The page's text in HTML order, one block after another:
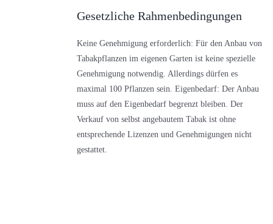
Gesetzliche Rahmenbedingungen
Keine Genehmigung erforderlich: Für den Anbau von
Tabakpflanzen im eigenen Garten ist keine spezielle
Genehmigung notwendig. Allerdings dürfen es
maximal 100 Pflanzen sein. Eigenbedarf: Der Anbau
muss auf den Eigenbedarf begrenzt bleiben. Der
Verkauf von selbst angebautem Tabak ist ohne
entsprechende Lizenzen und Genehmigungen nicht
gestattet.